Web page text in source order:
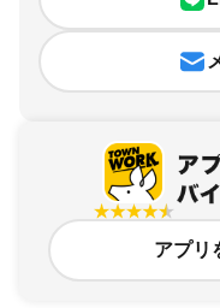
アプリ